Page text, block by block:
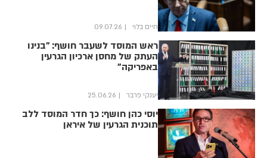
חיים בלוי 09.07.26
ראש המוסד לשעבר חושף: "בנינו
העתק של מחסן ארכיון הגרעין
באפריקה"
יענקי פרבר 25.06.26
יוסי כהן חושף: כך חדר המוסד ללב
תוכנית הגרעין של איראן